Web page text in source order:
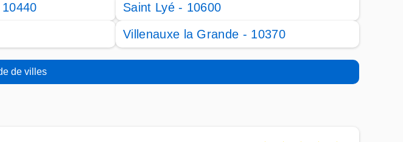
Saint Lyé - 10600
Villenauxe la Grande - 10370
de villes